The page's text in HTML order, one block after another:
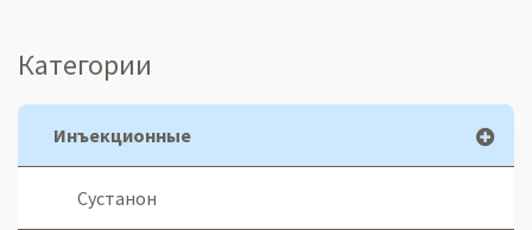
Категории
Инъекционные
Сустанон